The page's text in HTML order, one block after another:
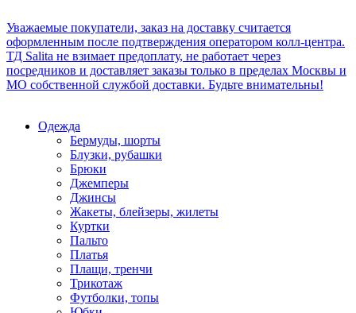
Уважаемые покупатели, заказ на доставку считается
оформленным после подтверждения оператором колл-центра.
ТД Salita не взимает предоплату, не работает через
посредников и доставляет заказы только в пределах Москвы и
МО собственной службой доставки. Будьте внимательны!
Одежда
Бермуды, шорты
Блузки, рубашки
Брюки
Джемперы
Джинсы
Жакеты, блейзеры, жилеты
Куртки
Пальто
Платья
Плащи, тренчи
Трикотаж
Футболки, топы